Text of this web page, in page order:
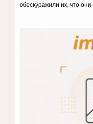
обескуражили их, что